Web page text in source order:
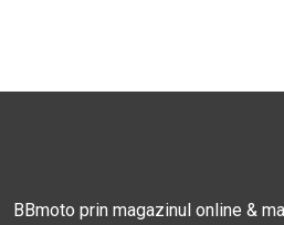
BBmoto prin magazinul online &